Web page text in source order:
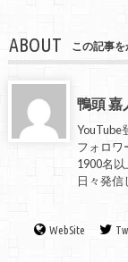
ABOUT この記事を
鴨頭 嘉
YouTube
フォロワ
1900名
日々発信
WebSite